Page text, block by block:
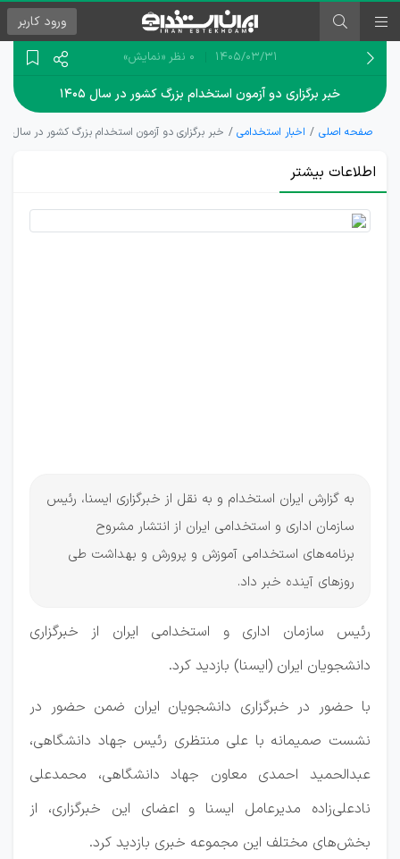
ورود کاربر
۱۴۰۵/۰۳/۳۱ 0 نظر «نمایش»
خبر برگزاری دو آزمون استخدام بزرگ کشور در سال ۱۴۰۵
صفحه اصلی اخبار استخدامی خبر برگزاری دو آزمون استخدام بزرگ کشور در سال ۱۴۰۵
اطلاعات بیشتر
انتشار
به گزارش ایران استخدام و به نقل از خبرگزاری ایسنا، رئیس
سازمان اداری و استخدامی ایران از انتشار مشروح
برنامه‌های استخدامی آموزش و پرورش و بهداشت طی
روزهای آینده خبر داد.
رئیس سازمان اداری و استخدامی ایران از خبرگزاری
دانشجویان ایران (ایسنا)‌ بازدید کرد.
با حضور در خبرگزاری دانشجویان ایران ضمن حضور در
نشست صمیمانه با علی منتظری رئیس جهاد دانشگاهی،
عبدالحمید احمدی معاون جهاد دانشگاهی، محمدعلی
نادعلی‌زاده مدیرعامل ایسنا و اعضای این خبرگزاری، از
بخش‌های مختلف این مجموعه خبری بازدید کرد.